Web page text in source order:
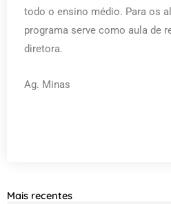
todo o ensino médio. Para os
programa serve como aula de
diretora.
Ag. Minas
Mais recentes